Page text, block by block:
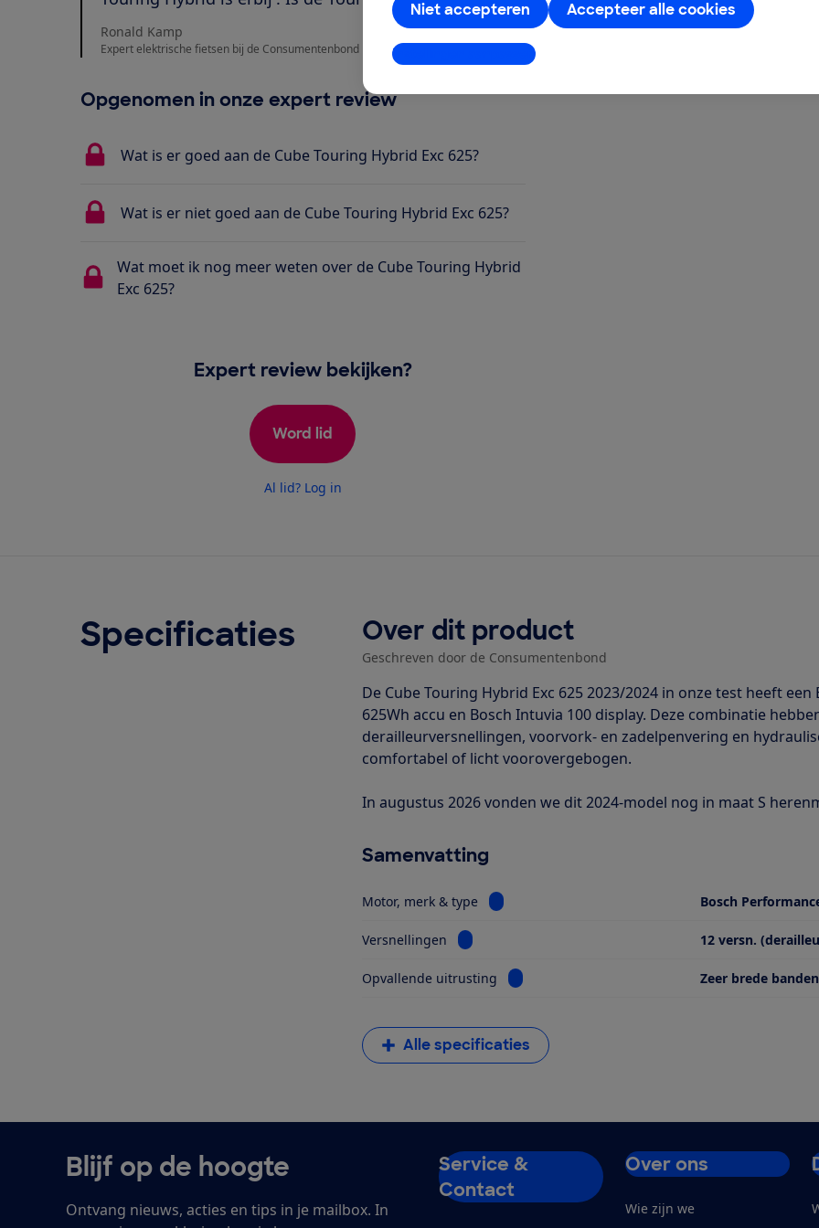
Accepteer alle cookies
Niet accepteren
Instellingen aanpassen
Ronald Kamp
Expert elektrische fietsen bij de Consumentenbond
Opgenomen in onze expert review
Wat is er goed aan de Cube Touring Hybrid Exc 625?
Wat is er niet goed aan de Cube Touring Hybrid Exc 625?
Wat moet ik nog meer weten over de Cube Touring Hybrid
Exc 625?
Expert review bekijken?
Word lid
Al lid? Log in
Specificaties Over dit product
Geschreven door de Consumentenbond
De Cube Touring Hybrid Exc 625 2023/2024 in onze test heeft
625Wh accu en Bosch Intuvia 100 display. Deze combinatie
derailleurversnellingen, voorvork- en zadelpenvering en
comfortabel of licht voorovergebogen.
In augustus 2026 vonden we dit 2024-model nog in maat S
Samenvatting
Motor, merk & type Bekijk informatie voor Motor, merk & type
Bosch
Versnellingen Bekijk informatie voor Versnellingen 12 versn.
Opvallende uitrusting Bekijk informatie voor Opvallende uitrusting
Zeer brede
Alle specificaties
Blijf op de hoogte
Ontvang nieuws, acties en tips in je mailbox. In
Service &
Contact
Over ons
Wie zijn we